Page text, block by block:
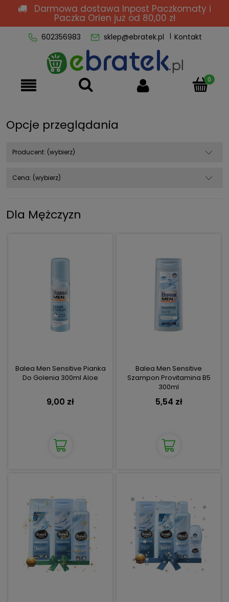
Darmowa dostawa Inpost Paczkomaty i
Paczka Orlen już od 80,00 zł
602356983 sklep@ebratek.pl Kontakt
Opcje przeglądania
Producent: (wybierz)
Cena: (wybierz)
Dla Mężczyzn
Balea Men Sensitive Pianka
Do Golenia 300ml Aloe
9,00 zł
Balea Men Sensitive
Szampon Provitamina B5
300ml
5,54 zł